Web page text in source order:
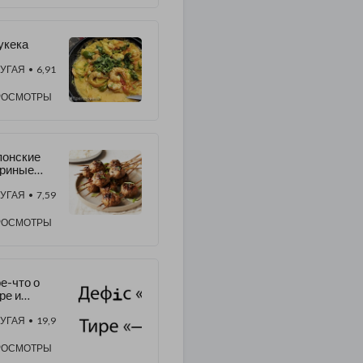
• 6,91
• 7,59
что о
и
• 19,9